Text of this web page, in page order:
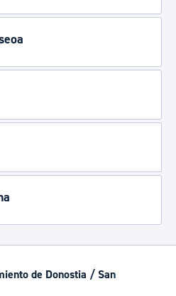
de Donostia / San